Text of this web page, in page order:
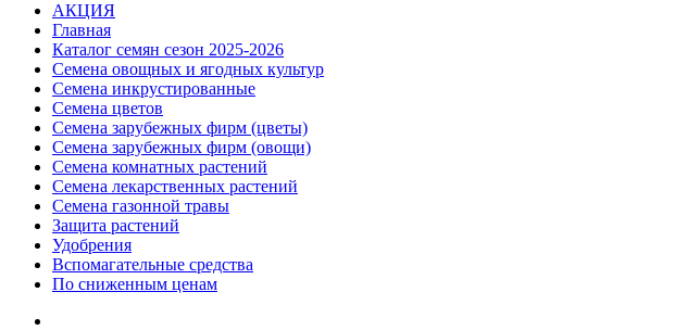
АКЦИЯ
Главная
Каталог семян сезон 2025-2026
Семена овощных и ягодных культур
Семена инкрустированные
Семена цветов
Семена зарубежных фирм (цветы)
Семена зарубежных фирм (овощи)
Семена комнатных растений
Семена лекарственных растений
Семена газонной травы
Защита растений
Удобрения
Вспомагательные средства
По сниженным ценам